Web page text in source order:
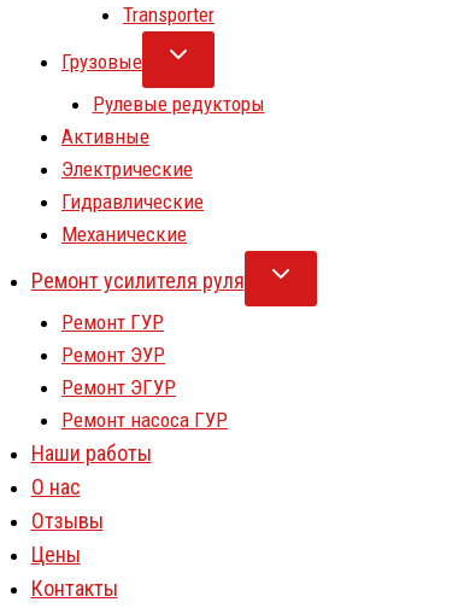
Transporter
Грузовые
Рулевые редукторы
Активные
Электрические
Гидравлические
Механические
Ремонт усилителя руля
Ремонт ГУР
Ремонт ЭУР
Ремонт ЭГУР
Ремонт насоса ГУР
Наши работы
О нас
Отзывы
Цены
Контакты